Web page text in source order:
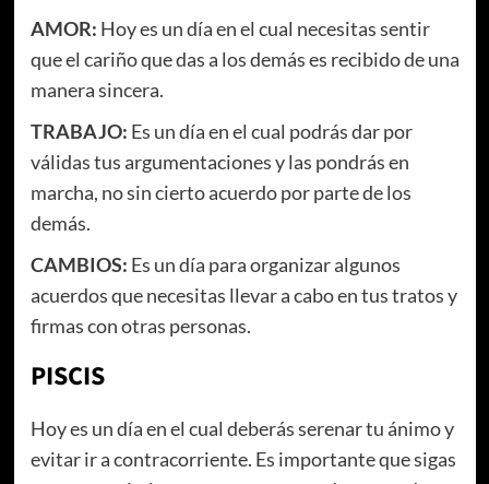
AMOR: Hoy es un día en el cual necesitas sentir
que el cariño que das a los demás es recibido de una
manera sincera.
TRABAJO: Es un día en el cual podrás dar por
válidas tus argumentaciones y las pondrás en
marcha, no sin cierto acuerdo por parte de los
demás.
CAMBIOS: Es un día para organizar algunos
acuerdos que necesitas llevar a cabo en tus tratos y
firmas con otras personas.
PISCIS
Hoy es un día en el cual deberás serenar tu ánimo y
evitar ir a contracorriente. Es importante que sigas